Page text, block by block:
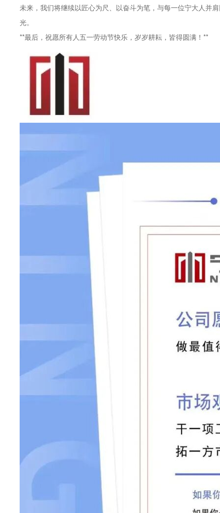
未来，我们将继续以匠心为尺、以奋斗为笔，与每一位宁大人并
光。
**最后，祝愿所有人五一劳动节快乐，岁岁耕耘，皆得圆满！**